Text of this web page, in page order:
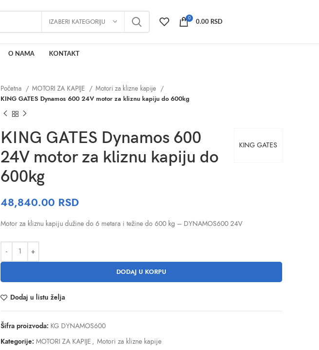
IZABERI KATEGORIJU 0
0.00 RSD
O NAMA KONTAKT
Početna MOTORI ZA KAPIJE
Motori za klizne kapije
KING GATES Dynamos 600 24V motor za kliznu kapiju do 600kg
KING GATES
KING GATES Dynamos 600
24V motor za kliznu kapiju do
600kg
48,840.00 RSD
Motor za kliznu kapiju dužine do 6 metara i težine do 600 kg – DYNAMOS600 24V
DODAJ U KORPU
Dodaj u listu želja
Šifra proizvoda: KG DYNAMOS600
Kategorije: MOTORI ZA KAPIJE , Motori za klizne kapije